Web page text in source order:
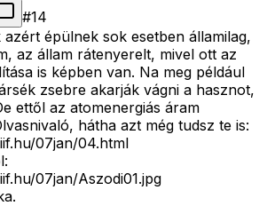
#14
épülnek sok esetben államilag,
az állam rátenyerelt, mivel ott az
is képben van. Na meg például
zsebre akarják vágni a hasznot,
ettől az atomenergiás áram
hátha azt még tudsz te is:
07jan/04.html
07jan/Aszodi01.jpg